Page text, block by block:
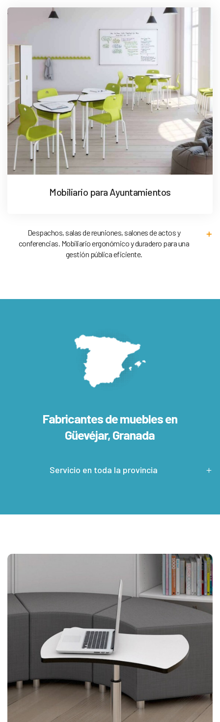
Mobiliario para Ayuntamientos
Despachos, salas de reuniones, salones de actos y
conferencias. Mobiliario ergonómico y duradero para una
gestión pública eficiente.
Fabricantes de muebles en
Güevéjar, Granada
Servicio en toda la provincia